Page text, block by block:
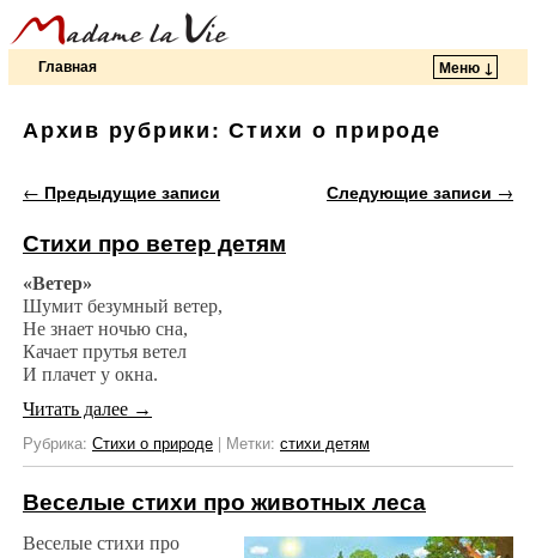
Главная Меню ↓
Архив рубрики:Стихи о природе
Навигация по записям
← Предыдущие записи Следующие записи →
Стихи про ветер детям
«Ветер»
Шумит безумный ветер,
Не знает ночью сна,
Качает прутья ветел
И плачет у окна.
Читать далее →
Рубрика: Стихи о природе | Метки: стихи детям
Веселые стихи про животных леса
Веселые стихи про